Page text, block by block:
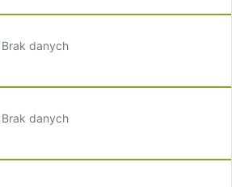
Brak danych
Brak danych